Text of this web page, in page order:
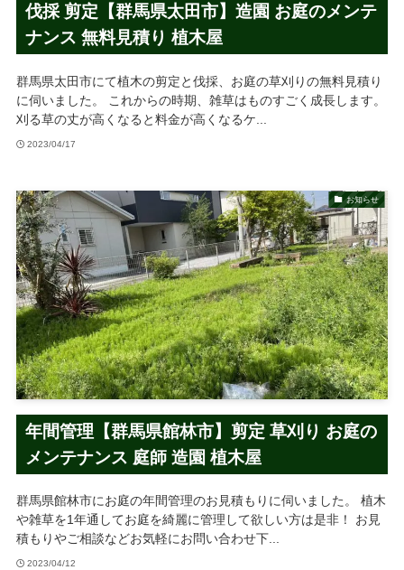
伐採 剪定【群馬県太田市】造園 お庭のメンテ
ナンス 無料見積り 植木屋
群馬県太田市にて植木の剪定と伐採、お庭の草刈りの無料見積り
に伺いました。 これからの時期、雑草はものすごく成長します。
刈る草の丈が高くなると料金が高くなるケ...
2023/04/17
お知らせ
年間管理【群馬県館林市】剪定 草刈り お庭の
メンテナンス 庭師 造園 植木屋
群馬県館林市にお庭の年間管理のお見積もりに伺いました。 植木
や雑草を1年通してお庭を綺麗に管理して欲しい方は是非！ お見
積もりやご相談などお気軽にお問い合わせ下...
2023/04/12